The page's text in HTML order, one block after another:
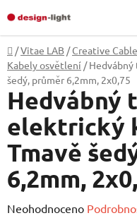
na
obsah
Domů
/Vitae LAB / Creative
Kabely osvětlení /
šedý, průměr 6,2mm, 2x0,75
Hedvábný
elektrický
Tmavě
6,2mm,
Průměrné
Neohodnoceno